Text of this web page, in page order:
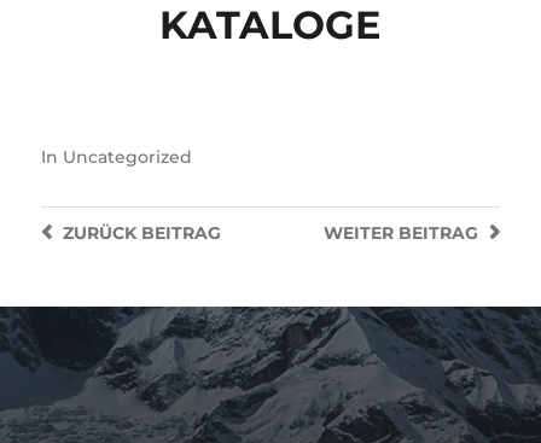
KATALOGE
In Uncategorized
WEITER BEITRAG
ZURÜCKBEITRAG
SUCHEN